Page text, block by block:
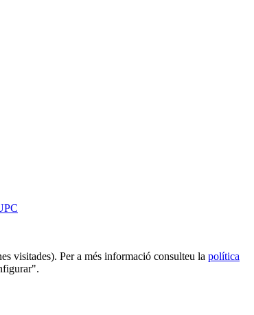
visitades). Per a més informació consulteu la política